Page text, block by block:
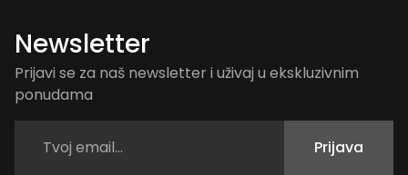
Newsletter
Prijavi se za naš newsletter i uživaj u ekskluzivnim
ponudama
Prijava